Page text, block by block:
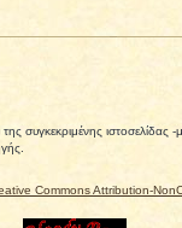
συγκεκριμένης
Commons Attribution-